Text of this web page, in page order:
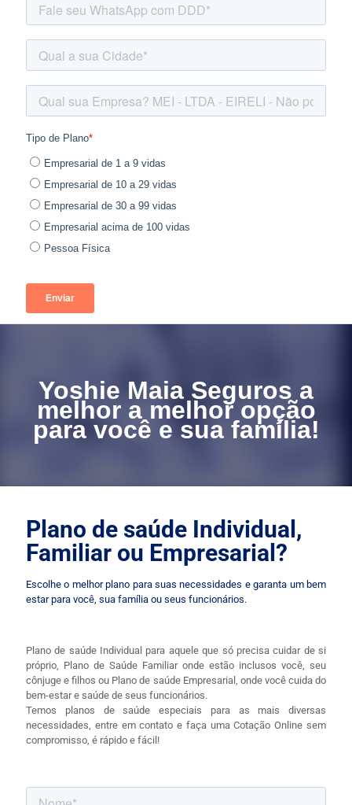
Yoshie Maia Seguros a
melhor a melhor opção
para você e sua família!
Plano de saúde Individual,
Familiar ou Empresarial?
Escolhe o melhor plano para suas necessidades e garanta um bem
estar para você, sua família ou seus funcionários.
Plano de saúde Individual para aquele que só precisa cuidar de si
próprio, Plano de Saúde Familiar onde estão inclusos você, seu
cônjuge e filhos ou Plano de saúde Empresarial, onde você cuida do
bem-estar e saúde de seus funcionários.
Temos planos de saúde especiais para as mais diversas
necessidades, entre em contato e faça uma Cotação Online sem
compromisso, é rápido e fácil!